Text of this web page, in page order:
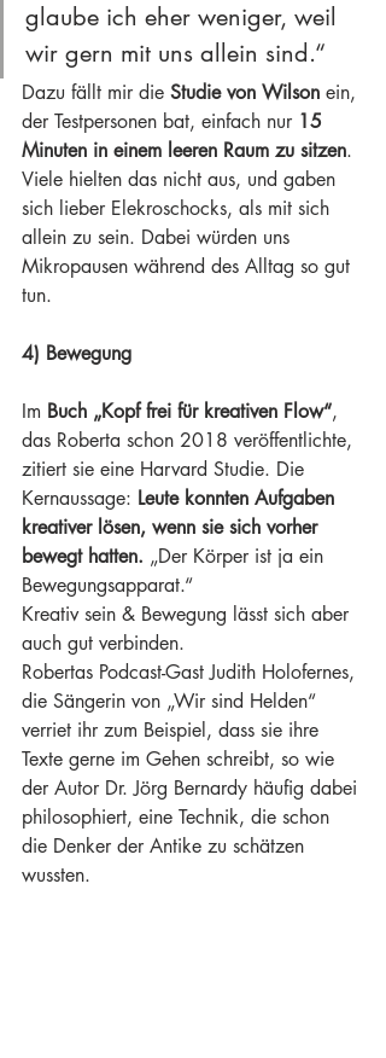
glaube ich eher weniger, weil
wir gern mit uns allein sind.“
Dazu fällt mir die Studie von Wilson ein,
der Testpersonen bat, einfach nur 15
Minuten in einem leeren Raum zu sitzen.
Viele hielten das nicht aus, und gaben
sich lieber Elekroschocks, als mit sich
allein zu sein. Dabei würden uns
Mikropausen während des Alltag so gut
tun.
4) Bewegung
Im Buch „Kopf frei für kreativen Flow“,
das Roberta schon 2018 veröffentlichte,
zitiert sie eine Harvard Studie. Die
Kernaussage: Leute konnten Aufgaben
kreativer lösen, wenn sie sich vorher
bewegt hatten. „Der Körper ist ja ein
Bewegungsapparat.“
Kreativ sein & Bewegung lässt sich aber
auch gut verbinden.
Robertas Podcast-Gast Judith Holofernes,
die Sängerin von „Wir sind Helden“
verriet ihr zum Beispiel, dass sie ihre
Texte gerne im Gehen schreibt, so wie
der Autor Dr. Jörg Bernardy häufig dabei
philosophiert, eine Technik, die schon
die Denker der Antike zu schätzen
wussten.